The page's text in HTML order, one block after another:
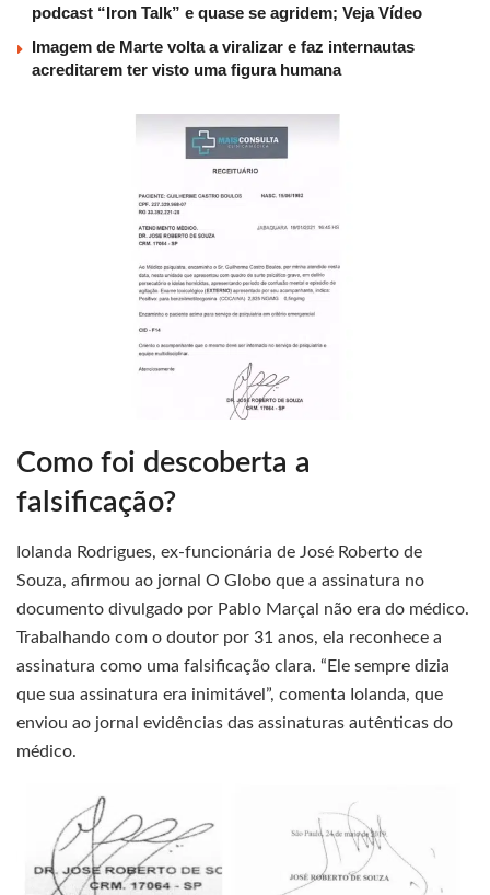
podcast “Iron Talk” e quase se agridem; Veja Vídeo
Imagem de Marte volta a viralizar e faz internautas
acreditarem ter visto uma figura humana
Como foi descoberta a
falsificação?
Iolanda Rodrigues, ex-funcionária de José Roberto de
Souza, afirmou ao jornal O Globo que a assinatura no
documento divulgado por Pablo Marçal não era do médico.
Trabalhando com o doutor por 31 anos, ela reconhece a
assinatura como uma falsificação clara. “Ele sempre dizia
que sua assinatura era inimitável”, comenta Iolanda, que
enviou ao jornal evidências das assinaturas autênticas do
médico.